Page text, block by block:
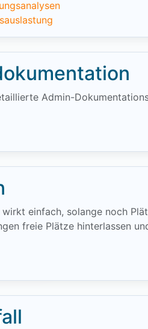
Admin-
einfach, solange noch
freie Plätze hinterlassen